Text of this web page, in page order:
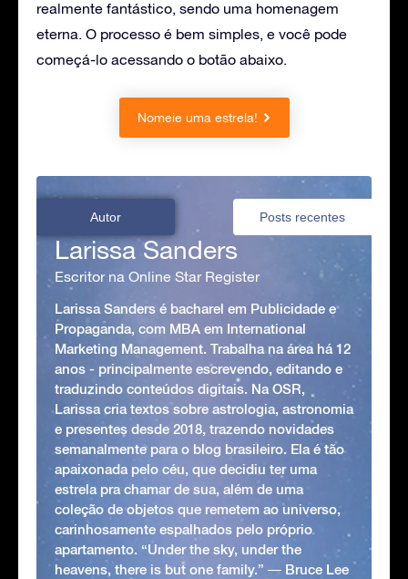
realmente fantástico, sendo uma homenagem
eterna. O processo é bem simples, e você pode
começá-lo acessando o botão abaixo.
Nomeie uma estrela!
Autor Posts recentes
Larissa Sanders
Escritor na Online Star Register
Larissa Sanders é bacharel em Publicidade e
Propaganda, com MBA em International
Marketing Management. Trabalha na área há 12
anos - principalmente escrevendo, editando e
traduzindo conteúdos digitais. Na OSR,
Larissa cria textos sobre astrologia, astronomia
e presentes desde 2018, trazendo novidades
semanalmente para o blog brasileiro. Ela é tão
apaixonada pelo céu, que decidiu ter uma
estrela pra chamar de sua, além de uma
coleção de objetos que remetem ao universo,
carinhosamente espalhados pelo próprio
apartamento. “Under the sky, under the
heavens, there is but one family.” ― Bruce Lee